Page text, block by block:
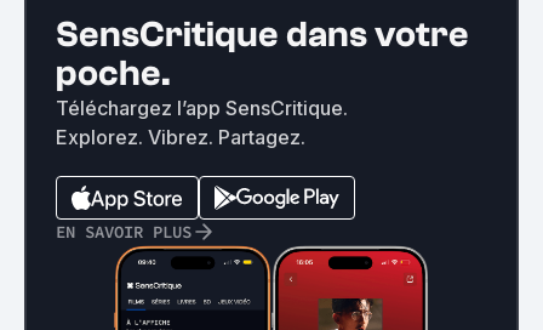
SensCritique dans votre
poche.
Téléchargez l’app SensCritique.
Explorez. Vibrez. Partagez.
EN SAVOIR PLUS